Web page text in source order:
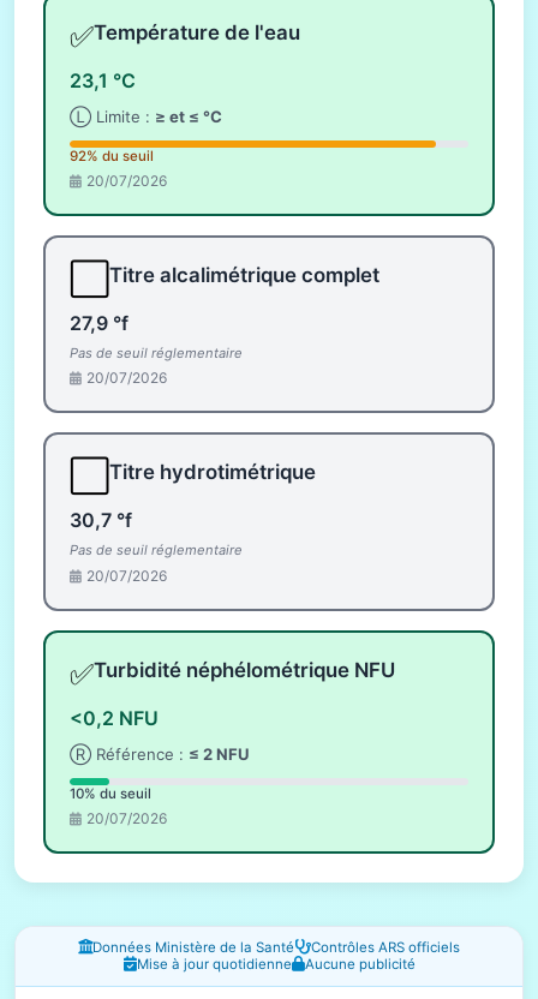
✅Température de l'eau
23,1 °C
Ⓛ Limite : ≥ et ≤ °C
92% du seuil
20/07/2026
Titre alcalimétrique complet
27,9 °f
Pas de seuil réglementaire
20/07/2026
Titre hydrotimétrique
30,7 °f
Pas de seuil réglementaire
20/07/2026
✅Turbidité néphélométrique NFU
<0,2 NFU
Ⓡ Référence : ≤ 2 NFU
10% du seuil
20/07/2026
Fenêtres d'information
Données Ministère de la Santé
Contrôles ARS officiels
Mise à jour quotidienne
Aucune publicité